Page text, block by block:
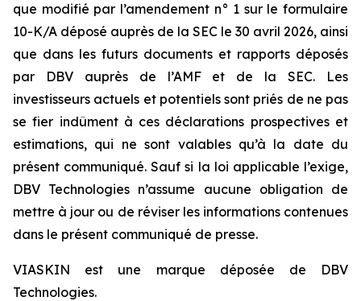
que modifié par l’amendement n° 1 sur le formulaire
10-K/A déposé auprès de la SEC le 30 avril 2026, ainsi
que dans les futurs documents et rapports déposés
par DBV auprès de l’AMF et de la SEC. Les
investisseurs actuels et potentiels sont priés de ne pas
se fier indûment à ces déclarations prospectives et
estimations, qui ne sont valables qu’à la date du
présent communiqué. Sauf si la loi applicable l’exige,
DBV Technologies n’assume aucune obligation de
mettre à jour ou de réviser les informations contenues
dans le présent communiqué de presse.
VIASKIN est une marque déposée de DBV
Technologies.